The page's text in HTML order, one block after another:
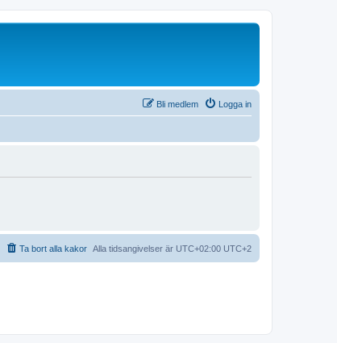
Logga in
Bli medlem
Alla tidsangivelser är UTC+02:00 UTC+2
Ta bort alla kakor